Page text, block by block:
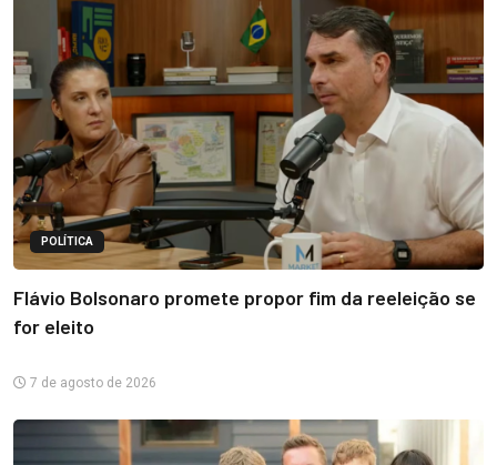
POLÍTICA
Flávio Bolsonaro promete propor fim da reeleição se
for eleito
7 de agosto de 2026